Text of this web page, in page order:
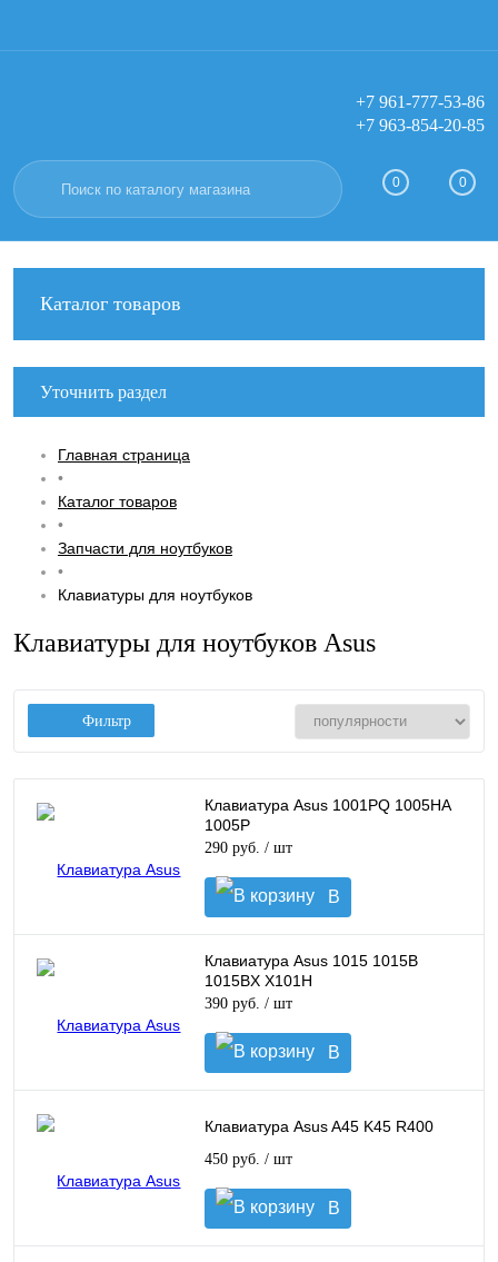
Вход Регистрация
+7 961-777-53-86
+7 963-854-20-85
0 0
Каталог товаров
Уточнить раздел
Главная страница
•
Каталог товаров
•
Запчасти для ноутбуков
•
Клавиатуры для ноутбуков
Клавиатуры для ноутбуков Asus
Фильтр
Клавиатура Asus 1001PQ 1005HA
1005P
290 руб. / шт
В
корзину
Клавиатура Asus 1015 1015B
1015BX X101H
390 руб. / шт
В
корзину
Клавиатура Asus A45 K45 R400
450 руб. / шт
В
корзину